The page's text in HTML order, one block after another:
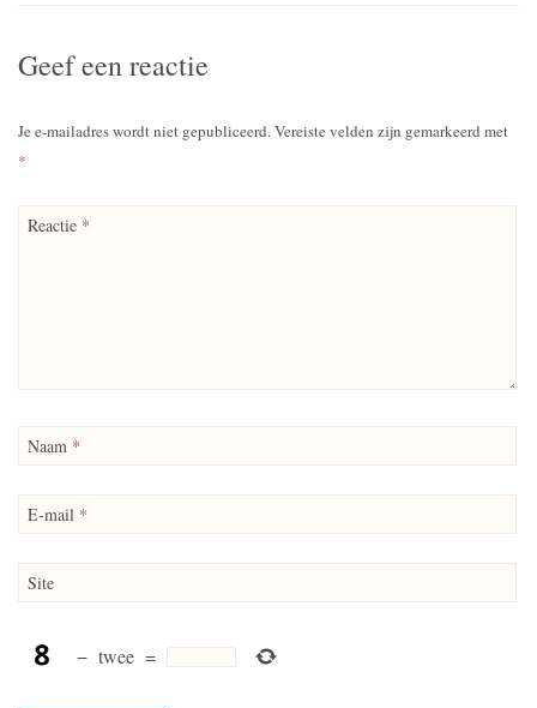
Geef een reactie
Je e-mailadres wordt niet gepubliceerd.Vereiste velden zijn gemarkeerd met
*
Reactie *
Naam *
E-mail *
Site
− twee =